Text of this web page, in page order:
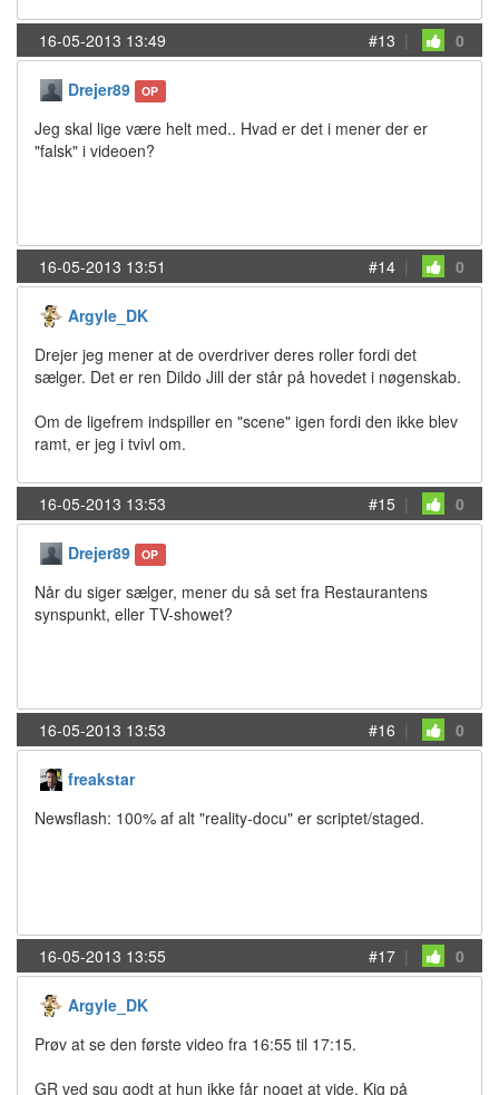
16-05-2013 13:49 #13 | 0
Drejer89 OP
Jeg skal lige være helt med.. Hvad er det i mener der er
"falsk" i videoen?
16-05-2013 13:51 #14 | 0
Argyle_DK
Drejer jeg mener at de overdriver deres roller fordi det
sælger. Det er ren Dildo Jill der står på hovedet i nøgenskab.
Om de ligefrem indspiller en "scene" igen fordi den ikke blev
ramt, er jeg i tvivl om.
16-05-2013 13:53 #15 | 0
Drejer89 OP
Når du siger sælger, mener du så set fra Restaurantens
synspunkt, eller TV-showet?
16-05-2013 13:53 #16 | 0
freakstar
Newsflash: 100% af alt "reality-docu" er scriptet/staged.
16-05-2013 13:55 #17 | 0
Argyle_DK
Prøv at se den første video fra 16:55 til 17:15.
GR ved sgu godt at hun ikke får noget at vide. Kig på